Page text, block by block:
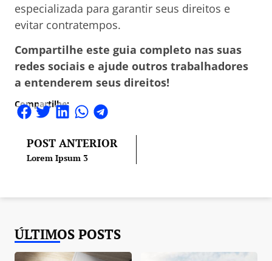
especializada para garantir seus direitos e
evitar contratempos.
Compartilhe este guia completo nas suas
redes sociais e ajude outros trabalhadores
a entenderem seus direitos!
Compartilhe:
POST ANTERIOR
Lorem Ipsum 3
ÚLTIMOS POSTS